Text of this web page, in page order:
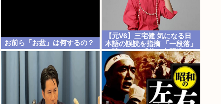
お前ら「お盆」は何するの？
【元V6】三宅健 気になる日
本語の誤読を指摘 「一段落」
の読みは？ 「使い方間違って
るんだよなとか」